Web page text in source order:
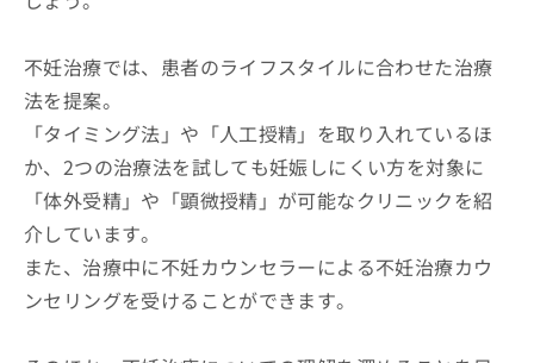
不妊治療では、患者のライフスタイルに合わせた治療
法を提案。
「タイミング法」や「人工授精」を取り入れているほ
か、2つの治療法を試しても妊娠しにくい方を対象に
「体外受精」や「顕微授精」が可能なクリニックを紹
介しています。
また、治療中に不妊カウンセラーによる不妊治療カウ
ンセリングを受けることができます。